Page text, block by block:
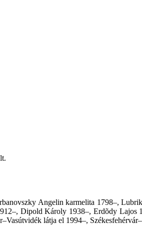
Angelin karmelita 1798–,
Dipold Károly 1938–, Erdõdy
látja el 1994–,